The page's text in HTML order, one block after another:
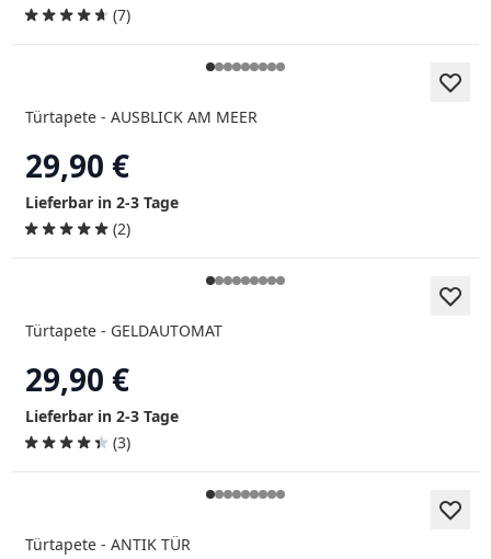
(7)
Türtapete - AUSBLICK AM MEER
29,90 €
Lieferbar in 2-3 Tage
(2)
Türtapete - GELDAUTOMAT
29,90 €
Lieferbar in 2-3 Tage
(3)
Türtapete - ANTIK TÜR